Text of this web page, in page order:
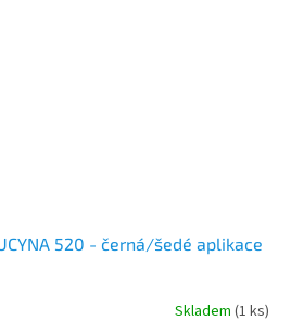
520 - černá/šedé aplikace
Skladem (1 ks)